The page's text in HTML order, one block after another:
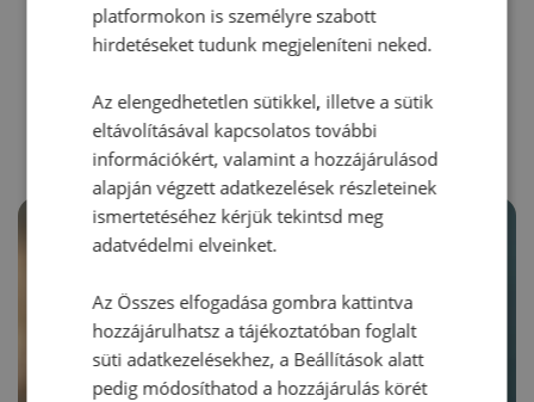
RECEPTAJÁNLÓ
platformokon is személyre szabott
hirdetéseket tudunk megjeleníteni neked.
Az elengedhetetlen sütikkel, illetve a sütik
eltávolításával kapcsolatos további
információkért, valamint a hozzájárulásod
alapján végzett adatkezelések részleteinek
ismertetéséhez kérjük tekintsd meg
adatvédelmi elveinket.
Az Összes elfogadása gombra kattintva
hozzájárulhatsz a tájékoztatóban foglalt
süti adatkezelésekhez, a Beállítások alatt
pedig módosíthatod a hozzájárulás körét